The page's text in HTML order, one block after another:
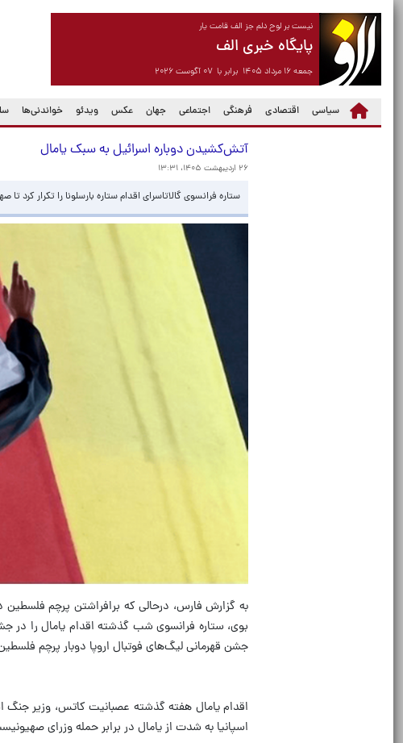
نیست بر لوح دلم جز الف قامت یار
پایگاه خبری الف
جمعه ۱۶ مرداد ۱۴۰۵ برابر با ۰۷ آگوست ۲۰۲۶
سیاسی اقتصادی فرهنگی اجتماعی جهان عکس ویدئو خواندنی‌ها
آتش‌کشیدن دوباره اسرائیل به سبک یامال
۲۶ اردیبهشت ۱۴۰۵، ۱۳:۳۱
ستاره فرانسوی گالاتاسرای اقدام ستاره بارسلونا را تکرار کرد
به گزارش فارس، درحالی که برافراشتن پرچم
بوی، ستاره فرانسوی شب گذشته اقدام یامال را در
جشن قهرمانی لیگ‌های فوتبال اروپا دوبار پرچم
اقدام یامال هفته گذشته عصبانیت کاتس، وزیر جنگ
اسپانیا به شدت از یامال در برابر حمله وزرای